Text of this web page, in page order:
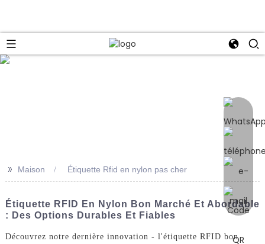
>> Maison Étiquette Rfid en nylon pas cher
Étiquette RFID En Nylon Bon Marché Et Abordable
: Des Options Durables Et Fiables
Découvrez notre dernière innovation - l'étiquette RFID bon